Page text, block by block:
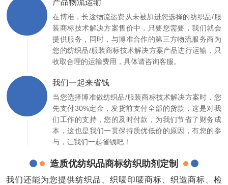
产品物流运输
在博准，长途物流运费从未被加进您选择的纺织品/服
装商标技术解决方案售价中，只要您需要，我们就会
提供服务，同时，与博准合作的第三方物流服务商为
您的纺织品/服装商标技术解决方案产品进行运输，只
收取合理的运输费用，具体请咨询客服。
我们一起来省钱
当您选择博准做纺织品/服装商标技术解决方案时，您
先支付30%定金，发货前支付全部的货款，这是对我
们工作的支持，您的及时付款，为我们节省了财务成
本，这也是我们一贯保持质优低价的原因，有您的参
与，让我们一起省钱吧！
造质优纺织品商标纺织助剂定制
我们还能为您提供纺织品、织唛印唛商标、织造商标、检